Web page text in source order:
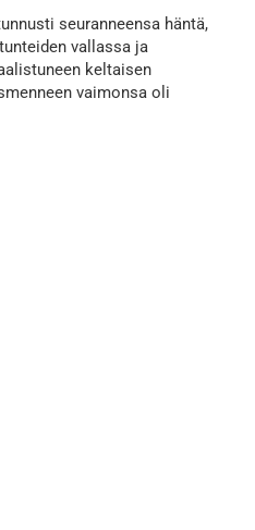
seuranneensa häntä,
vallassa ja
keltaisen
vaimonsa oli